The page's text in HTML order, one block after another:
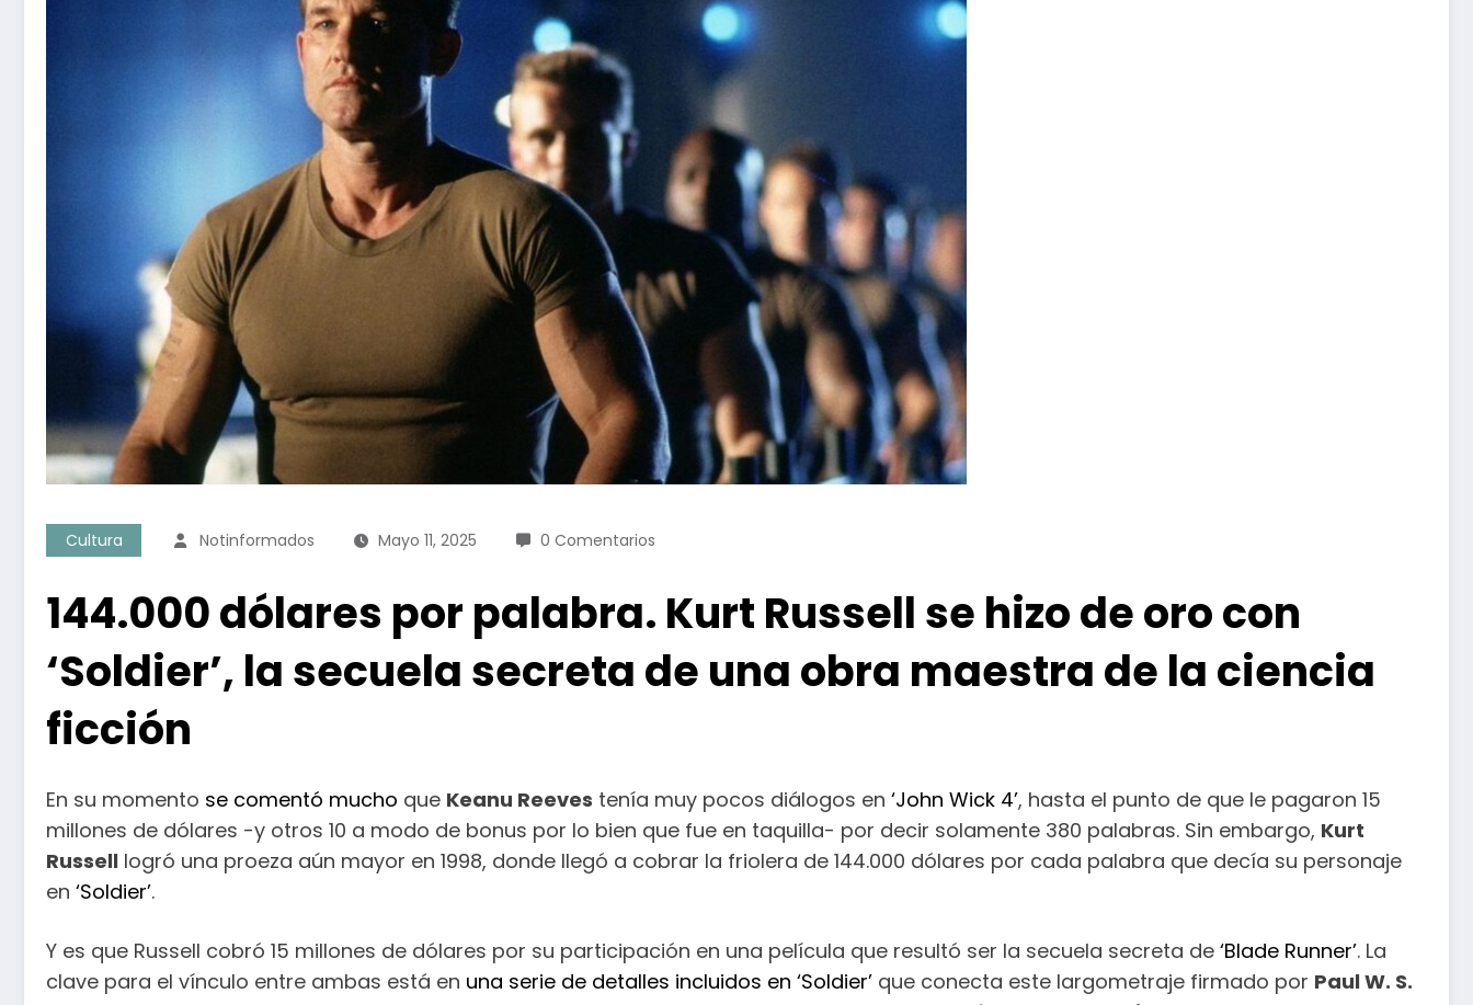
Cultura Notinformados Mayo 11, 2025 0 Comentarios
144.000 dólares por palabra. Kurt Russell se hizo de oro con
‘Soldier’, la secuela secreta de una obra maestra de la ciencia
ficción
En su momento se comentó mucho que Keanu Reeves tenía muy pocos diálogos en ‘John Wick 4’, hasta el punto de que le pagaron 15
millones de dólares -y otros 10 a modo de bonus por lo bien que fue en taquilla- por decir solamente 380 palabras. Sin embargo, Kurt
Russell logró una proeza aún mayor en 1998, donde llegó a cobrar la friolera de 144.000 dólares por cada palabra que decía su personaje
en ‘Soldier’.
Y es que Russell cobró 15 millones de dólares por su participación en una película que resultó ser la secuela secreta de ‘Blade Runner’. La
clave para el vínculo entre ambas está en una serie de detalles incluidos en ‘Soldier’ que conecta este largometraje firmado por Paul W. S.